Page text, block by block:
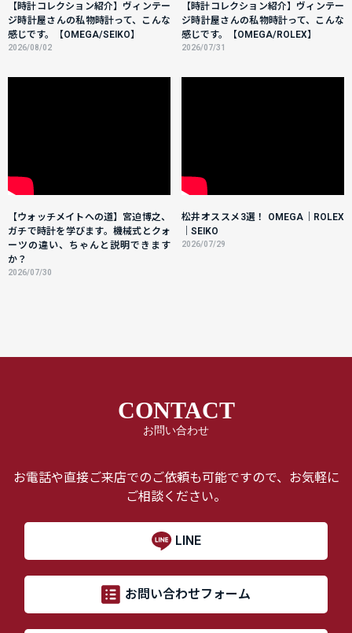
【時計コレクション紹介】ヴィンテー
ジ時計屋さんの私物時計って、こんな
感じです。【OMEGA/SEIKO】
2026/08/02
【時計コレクション紹介】ヴィンテー
ジ時計屋さんの私物時計って、こんな
感じです。【OMEGA/ROLEX】
2026/07/31
【ウォッチメイトへの道】宮迫博之、
ガチで時計を学びます。機械式とクォ
ーツの違い、ちゃんと説明できます
か？
2026/07/30
松井オススメ3選！ OMEGA｜ROLEX
｜SEIKO
2026/07/29
CONTACT
お問い合わせ
お電話や直接ご来店でのご依頼も可能ですので、お気軽に
ご相談ください。
LINE
お問い合わせフォーム